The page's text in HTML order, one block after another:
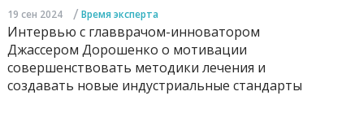
19 сен 2024 / Время эксперта
Интервью с главврачом-инноватором
Джассером Дорошенко о мотивации
совершенствовать методики лечения и
создавать новые индустриальные стандарты